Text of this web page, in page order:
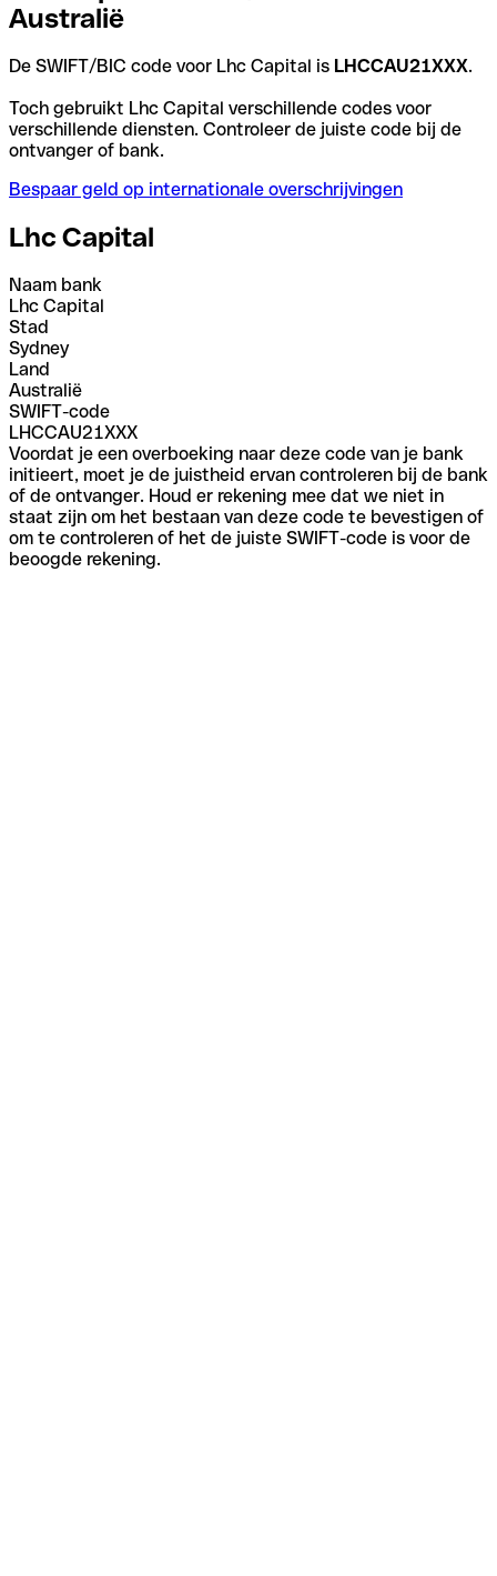
Australië
De SWIFT/BIC code voor Lhc Capital is LHCCAU21XXX.
Toch gebruikt Lhc Capital verschillende codes voor
verschillende diensten. Controleer de juiste code bij de
ontvanger of bank.
Bespaar geld op internationale overschrijvingen
Lhc Capital
Naam bank
Lhc Capital
Stad
Sydney
Land
Australië
SWIFT-code
LHCCAU21XXX
Voordat je een overboeking naar deze code van je bank
initieert, moet je de juistheid ervan controleren bij de bank
of de ontvanger. Houd er rekening mee dat we niet in
staat zijn om het bestaan van deze code te bevestigen of
om te controleren of het de juiste SWIFT-code is voor de
beoogde rekening.